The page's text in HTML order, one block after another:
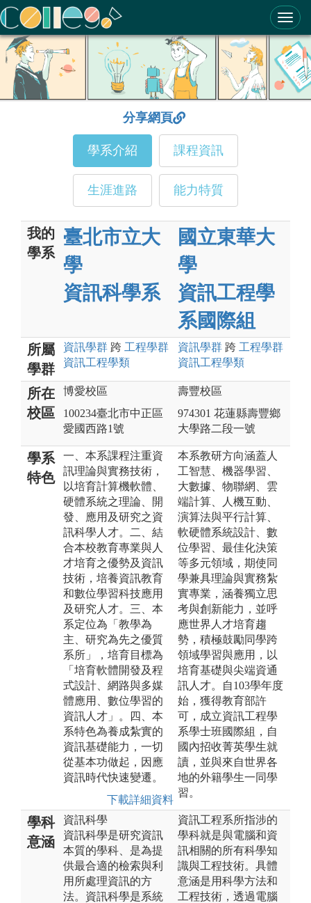
ColleGo! 大學選才與高中育才輔助系統
分享網頁
學系介紹 課程資訊
生涯進路 能力特質
我的
學系
臺北市立大
學
資訊科學系
國立東華大
學
資訊工程學
系國際組
所屬
學群
資訊學群 跨 工程學群
資訊工程學類
資訊學群 跨 工程學群
資訊工程學類
所在
校區
博愛校區
100234臺北市中正區
愛國西路1號
壽豐校區
974301 花蓮縣壽豐鄉
大學路二段一號
學系
特色
一、本系課程注重資
訊理論與實務技術，
以培育計算機軟體、
硬體系統之理論、開
發、應用及研究之資
訊科學人才。二、結
合本校教育專業與人
才培育之優勢及資訊
技術，培養資訊教育
和數位學習科技應用
及研究人才。三、本
系定位為「教學為
主、研究為先之優質
系所」，培育目標為
「培育軟體開發及程
式設計、網路與多媒
體應用、數位學習的
資訊人才」。四、本
系特色為養成紮實的
資訊基礎能力，一切
從基本功做起，因應
資訊時代快速變遷。
下載詳細資料
本系教研方向涵蓋人
工智慧、機器學習、
大數據、物聯網、雲
端計算、人機互動、
演算法與平行計算、
軟硬體系統設計、數
位學習、最佳化決策
等多元領域，期使同
學兼具理論與實務紮
實專業，涵養獨立思
考與創新能力，並呼
應世界人才培育趨
勢，積極鼓勵同學跨
領域學習與應用，以
培育基礎與尖端資通
訊人才。自103學年度
始，獲得教育部許
可，成立資訊工程學
系學士班國際組，自
國內招收菁英學生就
讀，並與來自世界各
地的外籍學生一同學
習。
學科
意涵
資訊科學
資訊科學是研究資訊
本質的學科、是為提
供最合適的檢索與利
用所處理資訊的方
法。資訊科學是系統
資訊工程系所指涉的
學科就是與電腦和資
訊相關的所有科學知
識與工程技術。具體
意涵是用科學方法和
工程技術，透過電腦